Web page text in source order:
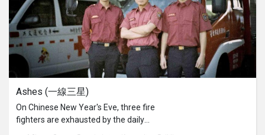
affection that sustains many such
children across the world, it also
hopes to serve as a source of
inspiration to other parents battling
Autism.
Ashes (一線三星)
On Chinese New Year's Eve, three fire
fighters are exhausted by the daily